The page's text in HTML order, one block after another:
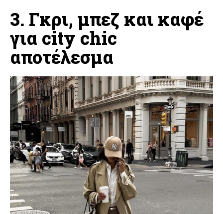
3. Γκρι, μπεζ και καφέ
για city chic
αποτέλεσμα